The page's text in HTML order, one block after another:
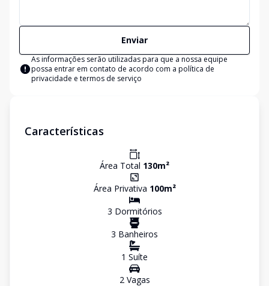
Enviar
As informações serão utilizadas para que a nossa equipe
possa entrar em contato de acordo com a política de
privacidade e termos de serviço
Características
Área Total 130m²
Área Privativa 100m²
3 Dormitórios
3 Banheiros
1 Suíte
2Vagas